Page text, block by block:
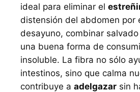
ideal para eliminar el
distensión del abdomen por
desayuno, combinar
una buena forma de
insoluble. La fibra no sólo
intestinos, sino que calma
contribuye a adelgazar sin